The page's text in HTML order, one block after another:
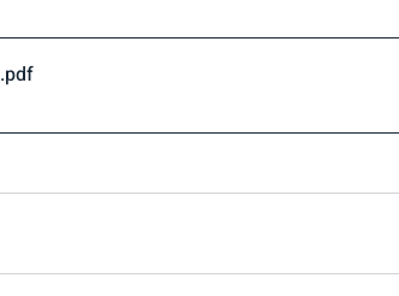
.pdf